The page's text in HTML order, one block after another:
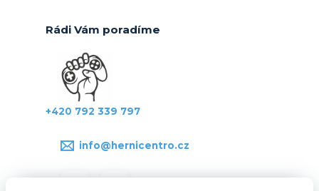
Rádi Vám poradíme
+420 792 339 797
info@hernicentro.cz